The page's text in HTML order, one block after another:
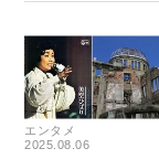
エンタメ
2025.08.06